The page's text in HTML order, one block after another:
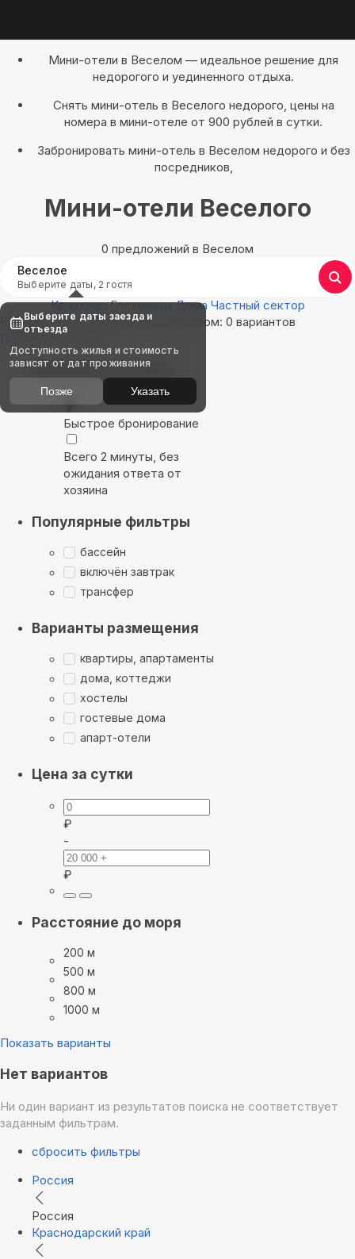
Мини-отели в Веселом — идеальное решение для
недорогого и уединенного отдыха.
Снять мини-отель в Веселого недорого, цены на
номера в мини-отеле от 900 рублей в сутки.
Забронировать мини-отель в Веселом недорого и без
посредников,
Мини-отели Веселого
0 предложений в Веселом
Веселое
Выберите даты, 2 гостя
Квартиры Гостиницы Дома Частный сектор
Найдём, где остановиться в Веселом: 0 вариантов
Показать на карте
Выбирайте лучшее
Быстрое бронирование
Всего 2 минуты, без
ожидания ответа от
хозяина
Популярные фильтры
бассейн
включён завтрак
трансфер
Варианты размещения
квартиры, апартаменты
дома, коттеджи
хостелы
гостевые дома
апарт-отели
Цена за сутки
₽
-
₽
Расстояние до моря
200 м
500 м
800 м
1000 м
Показать варианты
Нет вариантов
Ни один вариант из результатов поиска не соответствует
заданным фильтрам.
сбросить фильтры
Россия
Россия
Краснодарский край
Выберите даты заезда и
отъезда
Доступность жилья и стоимость
зависят от дат проживания
Позже Указать